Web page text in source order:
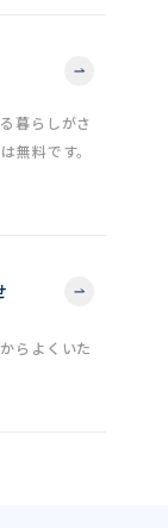
暮らしがさ
無料です。
らよくいた